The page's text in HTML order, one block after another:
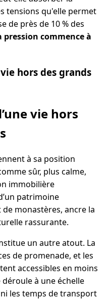
tensions qu'elle permet
de près de 10 % des
pression commence à
hors des grands
vie hors
à sa position
sûr, plus calme,
immobilière
patrimoine
monastères, ancre la
rassurante.
un autre atout. La
de promenade, et les
accessibles en moins
à une échelle
les temps de transport